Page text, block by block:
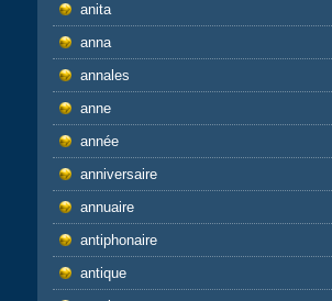
anita
anna
annales
anne
année
anniversaire
annuaire
antiphonaire
antique